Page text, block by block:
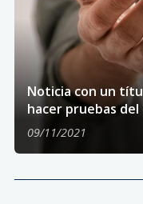
Noticia con un
hacer pruebas
09/11/2021